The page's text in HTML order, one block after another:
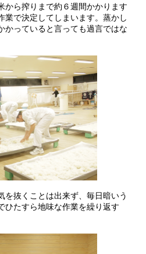
から搾りまで約６週間かかります
業で決定してしまいます。蒸かし
かっていると言っても過言ではな
を抜くことは出来ず、毎日暗いう
ひたすら地味な作業を繰り返す